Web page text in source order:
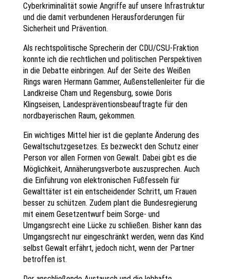
Cyberkriminalität sowie Angriffe auf unsere Infrastruktur
und die damit verbundenen Herausforderungen für
Sicherheit und Prävention.
Als rechtspolitische Sprecherin der CDU/CSU-Fraktion
konnte ich die rechtlichen und politischen Perspektiven
in die Debatte einbringen. Auf der Seite des Weißen
Rings waren Hermann Gammer, Außenstellenleiter für die
Landkreise Cham und Regensburg, sowie Doris
Klingseisen, Landespräventionsbeauftragte für den
nordbayerischen Raum, gekommen.
Ein wichtiges Mittel hier ist die geplante Änderung des
Gewaltschutzgesetzes. Es bezweckt den Schutz einer
Person vor allen Formen von Gewalt. Dabei gibt es die
Möglichkeit, Annäherungsverbote auszusprechen. Auch
die Einführung von elektronischen Fußfesseln für
Gewalttäter ist ein entscheidender Schritt, um Frauen
besser zu schützen. Zudem plant die Bundesregierung
mit einem Gesetzentwurf beim Sorge- und
Umgangsrecht eine Lücke zu schließen. Bisher kann das
Umgangsrecht nur eingeschränkt werden, wenn das Kind
selbst Gewalt erfährt, jedoch nicht, wenn der Partner
betroffen ist.